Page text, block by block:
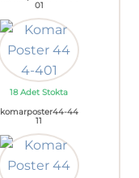
01
18 Adet Stokta
komarposter44-44
11